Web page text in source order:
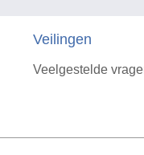
Veilingen
Veelgestelde